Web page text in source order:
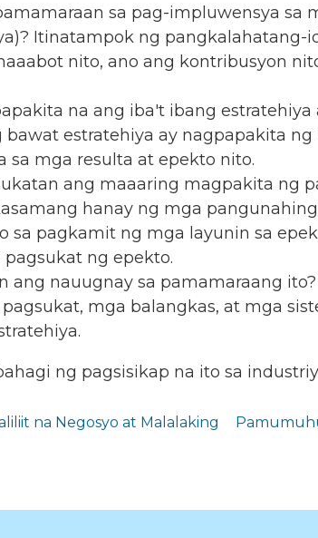
sa pag-impluwensya sa
Itinatampok ng pangkalahatang-
nito, ano ang kontribusyon
na ang iba't ibang
estratehiya ay nagpapakita
sa mga resulta at epekto nito.
ang maaaring magpakita ng
hanay ng mga
sa pagkamit ng mga layunin sa
ng epekto.
ang nauugnay sa pamamaraang
mga balangkas, at mga
ng pagsisikap na ito sa
na Negosyo at Malalaking